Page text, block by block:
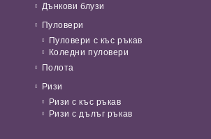
Дънкови блузи
Пуловери
Пуловери с къс ръкав
Коледни пуловери
Полота
Ризи
Ризи с къс ръкав
Ризи с дълъг ръкав